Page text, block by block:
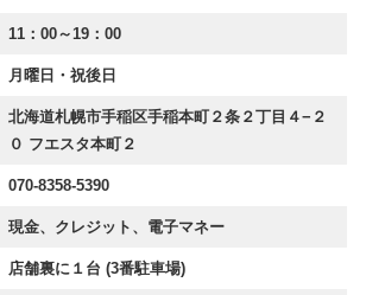
11：00～19：00
月曜日・祝後日
北海道札幌市手稲区手稲本町２条２丁目４−２
０ フエスタ本町２
070-8358-5390
現金、クレジット、電子マネー
店舗裏に１台 (3番駐車場)